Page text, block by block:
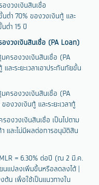
งวงเงินสินเชื่อ
ต่ำ 70% ของวงเงินกู้ และ
นต่ำ 15 ปี
งวงเงินสินเชื่อ (PA Loan)
ครองวงเงินสินเชื่อ (PA
ละระยะเวลาเอาประกันภัยขั้น
ครองวงเงินสินเชื่อ (PA
งวงเงินกู้ และระยะเวลากู้
องวงเงินสินเชื่อ เป็นไปตาม
และไม่มีผลต่อการอนุมัติสิน
= 6.30% ต่อปี (ณ 2 มี.ค.
แปลงเพิ่มขึ้นหรือลดลงได้ |
น เพื่อใช้เป็นแนวทางใน